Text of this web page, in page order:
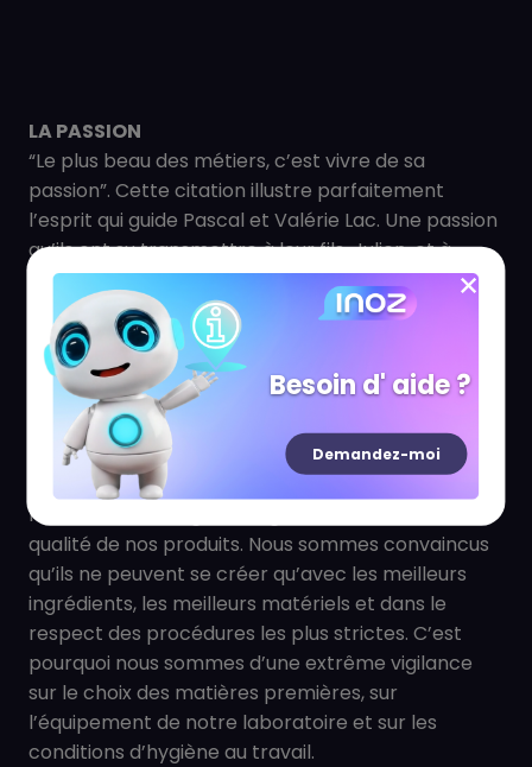
LA PASSION
“Le plus beau des métiers, c’est vivre de sa
passion”. Cette citation illustre parfaitement
l’esprit qui guide Pascal et Valérie Lac. Une passion
qu’ils ont su transmettre à leur fils, Julien, et à
l’ensemble de leurs équipes. Une passion qui nous
pousse à nous réinventer sans cesse et à donner
le meilleur de nous-mêmes.
LA QUALITÉ
Nous avons un degré d’exigence absolu sur la
qualité de nos produits. Nous sommes convaincus
qu’ils ne peuvent se créer qu’avec les meilleurs
ingrédients, les meilleurs matériels et dans le
respect des procédures les plus strictes. C’est
pourquoi nous sommes d’une extrême vigilance
sur le choix des matières premières, sur
l’équipement de notre laboratoire et sur les
conditions d’hygiène au travail.
Besoin d' aide ?
Demandez-moi